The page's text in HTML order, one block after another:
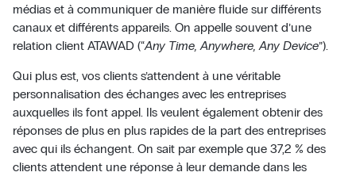
médias et à communiquer de manière fluide sur différents
canaux et différents appareils. On appelle souvent d’une
relation client ATAWAD (“Any Time, Anywhere, Any Device”).
Qui plus est, vos clients s’attendent à une véritable
personnalisation des échanges avec les entreprises
auxquelles ils font appel. Ils veulent également obtenir des
réponses de plus en plus rapides de la part des entreprises
avec qui ils échangent. On sait par exemple que 37,2 % des
clients attendent une réponse à leur demande dans les